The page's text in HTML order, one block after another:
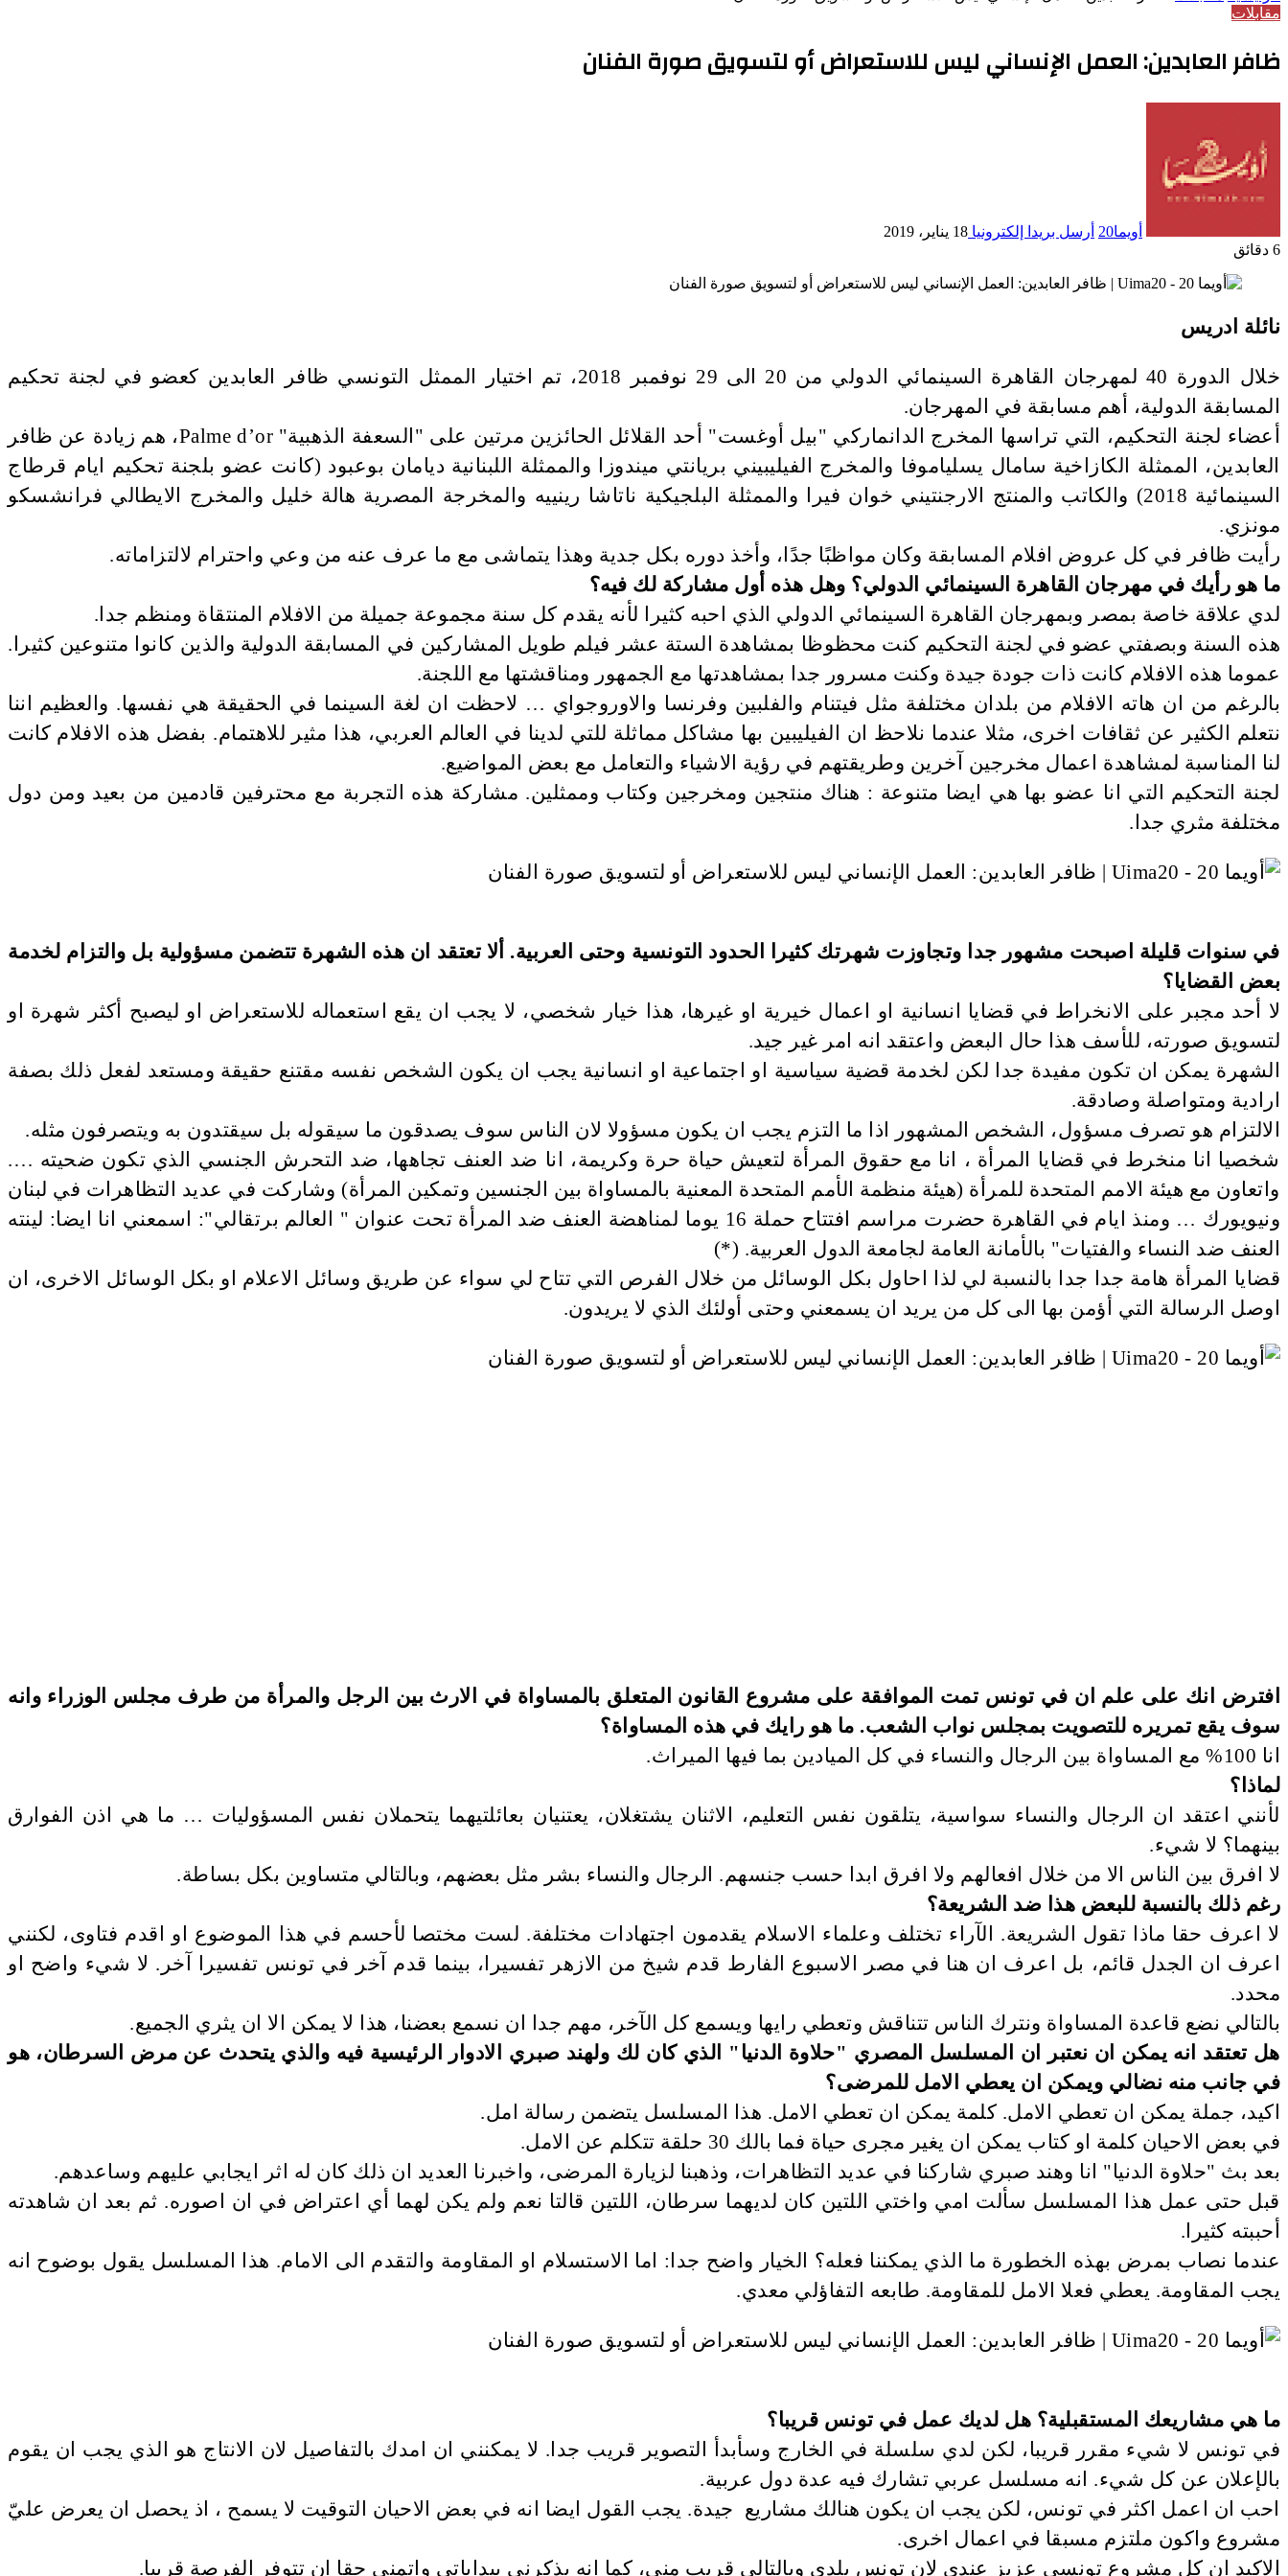
مقابلات
ظافر العابدين: العمل الإنساني ليس للاستعراض أو لتسويق صورة الفنان
أويما20 أرسل بريدا إلكترونيا 18 يناير، 2019
6 دقائق
نائلة ادريس
خلال الدورة 40 لمهرجان القاهرة السينمائي الدولي من 20 الى 29 نوفمبر 2018، تم اختيار الممثل التونسي ظافر العابدين كعضو في لجنة تحكيم
المسابقة الدولية، أهم مسابقة في المهرجان.
أعضاء لجنة التحكيم، التي تراسها المخرج الدانماركي "بيل أوغست" أحد القلائل الحائزين مرتين على "السعفة الذهبية" Palme d’or، هم زيادة عن ظافر
العابدين، الممثلة الكازاخية سامال يسلياموفا والمخرج الفيليبيني بريانتي ميندوزا والممثلة اللبنانية ديامان بوعبود (كانت عضو بلجنة تحكيم ايام قرطاج
السينمائية 2018) والكاتب والمنتج الارجنتيني خوان فيرا والممثلة البلجيكية ناتاشا رينييه والمخرجة المصرية هالة خليل والمخرج الايطالي فرانشسكو
مونزي.
رأيت ظافر في كل عروض افلام المسابقة وكان مواظبًا جدًا، وأخذ دوره بكل جدية وهذا يتماشى مع ما عرف عنه من وعي واحترام لالتزاماته.
ما هو رأيك في مهرجان القاهرة السينمائي الدولي؟ وهل هذه أول مشاركة لك فيه؟
لدي علاقة خاصة بمصر وبمهرجان القاهرة السينمائي الدولي الذي احبه كثيرا لأنه يقدم كل سنة مجموعة جميلة من الافلام المنتقاة ومنظم جدا.
هذه السنة وبصفتي عضو في لجنة التحكيم كنت محظوظا بمشاهدة الستة عشر فيلم طويل المشاركين في المسابقة الدولية والذين كانوا متنوعين كثيرا.
عموما هذه الافلام كانت ذات جودة جيدة وكنت مسرور جدا بمشاهدتها مع الجمهور ومناقشتها مع اللجنة.
بالرغم من ان هاته الافلام من بلدان مختلفة مثل فيتنام والفلبين وفرنسا والاوروجواي … لاحظت ان لغة السينما في الحقيقة هي نفسها. والعظيم اننا
نتعلم الكثير عن ثقافات اخرى، مثلا عندما نلاحظ ان الفيليبين بها مشاكل مماثلة للتي لدينا في العالم العربي، هذا مثير للاهتمام. بفضل هذه الافلام كانت
لنا المناسبة لمشاهدة اعمال مخرجين آخرين وطريقتهم في رؤية الاشياء والتعامل مع بعض المواضيع.
لجنة التحكيم التي انا عضو بها هي ايضا متنوعة : هناك منتجين ومخرجين وكتاب وممثلين. مشاركة هذه التجربة مع محترفين قادمين من بعيد ومن دول
مختلفة مثري جدا.
في سنوات قليلة اصبحت مشهور جدا وتجاوزت شهرتك كثيرا الحدود التونسية وحتى العربية. ألا تعتقد ان هذه الشهرة تتضمن مسؤولية بل والتزام لخدمة
بعض القضايا؟
لا أحد مجبر على الانخراط في قضايا انسانية او اعمال خيرية او غيرها، هذا خيار شخصي، لا يجب ان يقع استعماله للاستعراض او ليصبح أكثر شهرة او
لتسويق صورته، للأسف هذا حال البعض واعتقد انه امر غير جيد.
الشهرة يمكن ان تكون مفيدة جدا لكن لخدمة قضية سياسية او اجتماعية او انسانية يجب ان يكون الشخص نفسه مقتنع حقيقة ومستعد لفعل ذلك بصفة
ارادية ومتواصلة وصادقة.
الالتزام هو تصرف مسؤول، الشخص المشهور اذا ما التزم يجب ان يكون مسؤولا لان الناس سوف يصدقون ما سيقوله بل سيقتدون به ويتصرفون مثله.
شخصيا انا منخرط في قضايا المرأة ، انا مع حقوق المرأة لتعيش حياة حرة وكريمة، انا ضد العنف تجاهها، ضد التحرش الجنسي الذي تكون ضحيته ….
واتعاون مع هيئة الامم المتحدة للمرأة (هيئة منظمة الأمم المتحدة المعنية بالمساواة بين الجنسين وتمكين المرأة) وشاركت في عديد التظاهرات في لبنان
ونيويورك … ومنذ ايام في القاهرة حضرت مراسم افتتاح حملة 16 يوما لمناهضة العنف ضد المرأة تحت عنوان " العالم برتقالي": اسمعني انا ايضا: لينته
العنف ضد النساء والفتيات" بالأمانة العامة لجامعة الدول العربية. (*)
قضايا المرأة هامة جدا جدا بالنسبة لي لذا احاول بكل الوسائل من خلال الفرص التي تتاح لي سواء عن طريق وسائل الاعلام او بكل الوسائل الاخرى، ان
اوصل الرسالة التي أؤمن بها الى كل من يريد ان يسمعني وحتى أولئك الذي لا يريدون.
افترض انك على علم ان في تونس تمت الموافقة على مشروع القانون المتعلق بالمساواة في الارث بين الرجل والمرأة من طرف مجلس الوزراء وانه
سوف يقع تمريره للتصويت بمجلس نواب الشعب. ما هو رايك في هذه المساواة؟
انا 100% مع المساواة بين الرجال والنساء في كل الميادين بما فيها الميراث.
لماذا؟
لأنني اعتقد ان الرجال والنساء سواسية، يتلقون نفس التعليم، الاثنان يشتغلان، يعتنيان بعائلتيهما يتحملان نفس المسؤوليات … ما هي اذن الفوارق
بينهما؟ لا شيء.
لا افرق بين الناس الا من خلال افعالهم ولا افرق ابدا حسب جنسهم. الرجال والنساء بشر مثل بعضهم، وبالتالي متساوين بكل بساطة.
رغم ذلك بالنسبة للبعض هذا ضد الشريعة؟
لا اعرف حقا ماذا تقول الشريعة. الآراء تختلف وعلماء الاسلام يقدمون اجتهادات مختلفة. لست مختصا لأحسم في هذا الموضوع او اقدم فتاوى، لكنني
اعرف ان الجدل قائم، بل اعرف ان هنا في مصر الاسبوع الفارط قدم شيخ من الازهر تفسيرا، بينما قدم آخر في تونس تفسيرا آخر. لا شيء واضح او
محدد.
بالتالي نضع قاعدة المساواة ونترك الناس تتناقش وتعطي رايها ويسمع كل الآخر، مهم جدا ان نسمع بعضنا، هذا لا يمكن الا ان يثري الجميع.
هل تعتقد انه يمكن ان نعتبر ان المسلسل المصري "حلاوة الدنيا" الذي كان لك ولهند صبري الادوار الرئيسية فيه والذي يتحدث عن مرض السرطان، هو
في جانب منه نضالي ويمكن ان يعطي الامل للمرضى؟
اكيد، جملة يمكن ان تعطي الامل. كلمة يمكن ان تعطي الامل. هذا المسلسل يتضمن رسالة امل.
في بعض الاحيان كلمة او كتاب يمكن ان يغير مجرى حياة فما بالك 30 حلقة تتكلم عن الامل.
بعد بث "حلاوة الدنيا" انا وهند صبري شاركنا في عديد التظاهرات، وذهبنا لزيارة المرضى، واخبرنا العديد ان ذلك كان له اثر ايجابي عليهم وساعدهم.
قبل حتى عمل هذا المسلسل سألت امي واختي اللتين كان لديهما سرطان، اللتين قالتا نعم ولم يكن لهما أي اعتراض في ان اصوره. ثم بعد ان شاهدته
أحببته كثيرا.
عندما نصاب بمرض بهذه الخطورة ما الذي يمكننا فعله؟ الخيار واضح جدا: اما الاستسلام او المقاومة والتقدم الى الامام. هذا المسلسل يقول بوضوح انه
يجب المقاومة. يعطي فعلا الامل للمقاومة. طابعه التفاؤلي معدي.
ما هي مشاريعك المستقبلية؟ هل لديك عمل في تونس قريبا؟
في تونس لا شيء مقرر قريبا، لكن لدي سلسلة في الخارج وسأبدأ التصوير قريب جدا. لا يمكنني ان امدك بالتفاصيل لان الانتاج هو الذي يجب ان يقوم
بالإعلان عن كل شيء. انه مسلسل عربي تشارك فيه عدة دول عربية.
احب ان اعمل اكثر في تونس، لكن يجب ان يكون هنالك مشاريع جيدة. يجب القول ايضا انه في بعض الاحيان التوقيت لا يسمح ، اذ يحصل ان يعرض عليّ
مشروع واكون ملتزم مسبقا في اعمال اخرى.
الاكيد ان كل مشروع تونسي عزيز عندي لان تونس بلدي وبالتالي قريب مني، كما انه يذكرني ببداياتي واتمنى حقا ان تتوفر الفرصة قريبا.